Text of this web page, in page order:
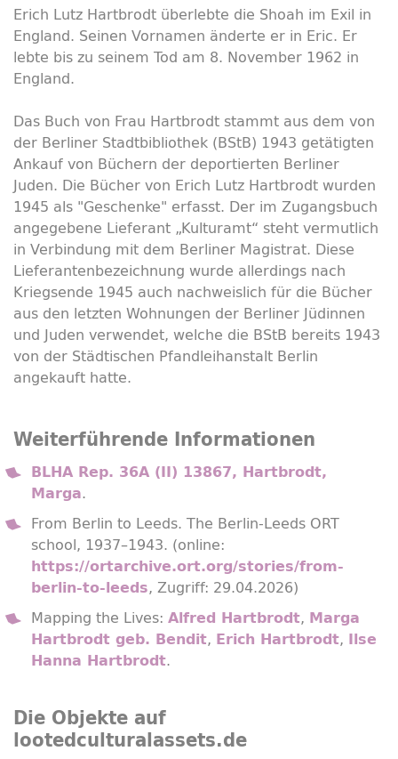
Erich Lutz Hartbrodt überlebte die Shoah im Exil in
England. Seinen Vornamen änderte er in Eric. Er
lebte bis zu seinem Tod am 8. November 1962 in
England.
Das Buch von Frau Hartbrodt stammt aus dem von
der Berliner Stadtbibliothek (BStB) 1943 getätigten
Ankauf von Büchern der deportierten Berliner
Juden. Die Bücher von Erich Lutz Hartbrodt wurden
1945 als "Geschenke" erfasst. Der im Zugangsbuch
angegebene Lieferant „Kulturamt“ steht vermutlich
in Verbindung mit dem Berliner Magistrat. Diese
Lieferantenbezeichnung wurde allerdings nach
Kriegsende 1945 auch nachweislich für die Bücher
aus den letzten Wohnungen der Berliner Jüdinnen
und Juden verwendet, welche die BStB bereits 1943
von der Städtischen Pfandleihanstalt Berlin
angekauft hatte.
Weiterführende Informationen
BLHA Rep. 36A (II) 13867, Hartbrodt,
Marga.
From Berlin to Leeds. The Berlin-Leeds ORT
school, 1937–1943. (online:
https://ortarchive.ort.org/stories/from-
berlin-to-leeds, Zugriff: 29.04.2026)
Mapping the Lives: Alfred Hartbrodt, Marga
Hartbrodt geb. Bendit, Erich Hartbrodt, Ilse
Hanna Hartbrodt.
Die Objekte auf
lootedculturalassets.de